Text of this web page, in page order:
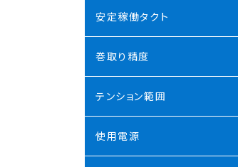
安定稼働タクト
巻取り精度
テンション範囲
使用電源